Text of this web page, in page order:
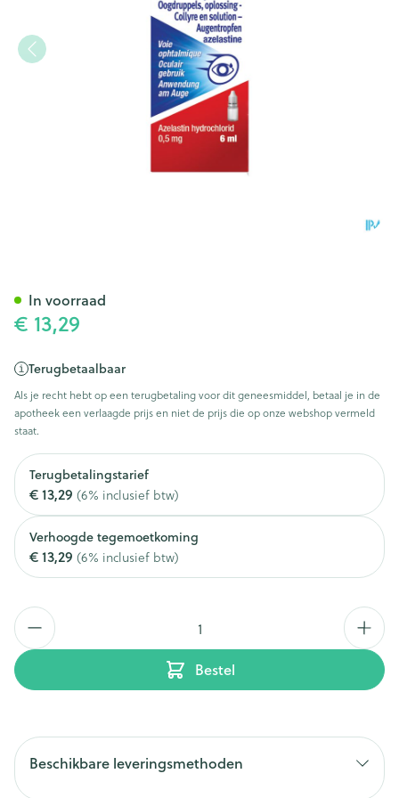
€ 13,29
Terugbetaalbaar
Als je recht hebt op een terugbetaling voor dit geneesmiddel, betaal je in de
apotheek een verlaagde prijs en niet de prijs die op onze webshop vermeld
staat.
Terugbetalingstarief
€ 13,29 (6% inclusief btw)
Verhoogde tegemoetkoming
€ 13,29 (6% inclusief btw)
Aantal
Bestel
In voorraad
Beschikbare leveringsmethoden